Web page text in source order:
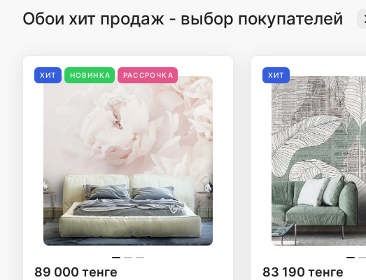
Обои хит продаж - выбор покупателей
ХИТ НОВИНКА РАССРОЧКА
89 000 тенге
ХИТ
83 190 тенге